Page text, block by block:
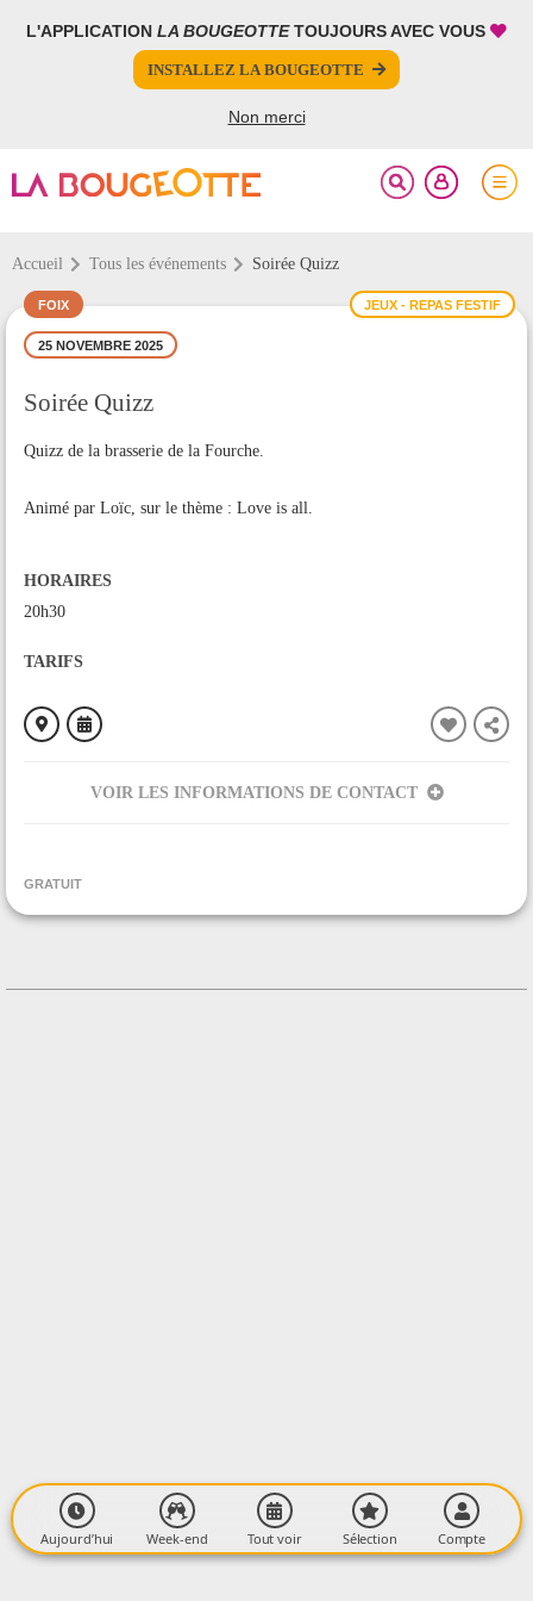
L'APPLICATION LA BOUGEOTTETOUJOURS AVEC VOUS
INSTALLEZ LA BOUGEOTTE
Non merci
Accueil Tous les événements Soirée Quizz
JEUX - REPAS FESTIF
FOIX
25 NOVEMBRE 2025
Soirée Quizz
Quizz de la brasserie de la Fourche.
Animé par Loïc, sur le thème : Love is all.
HORAIRES
20h30
TARIFS
VOIR LES INFORMATIONS DE CONTACT
GRATUIT
FERMER
PARTAGER
Aujourd’hui Week-end Tout voir Sélection Compte
FERMER
Votre inscription à la newsletter a été effectuée.